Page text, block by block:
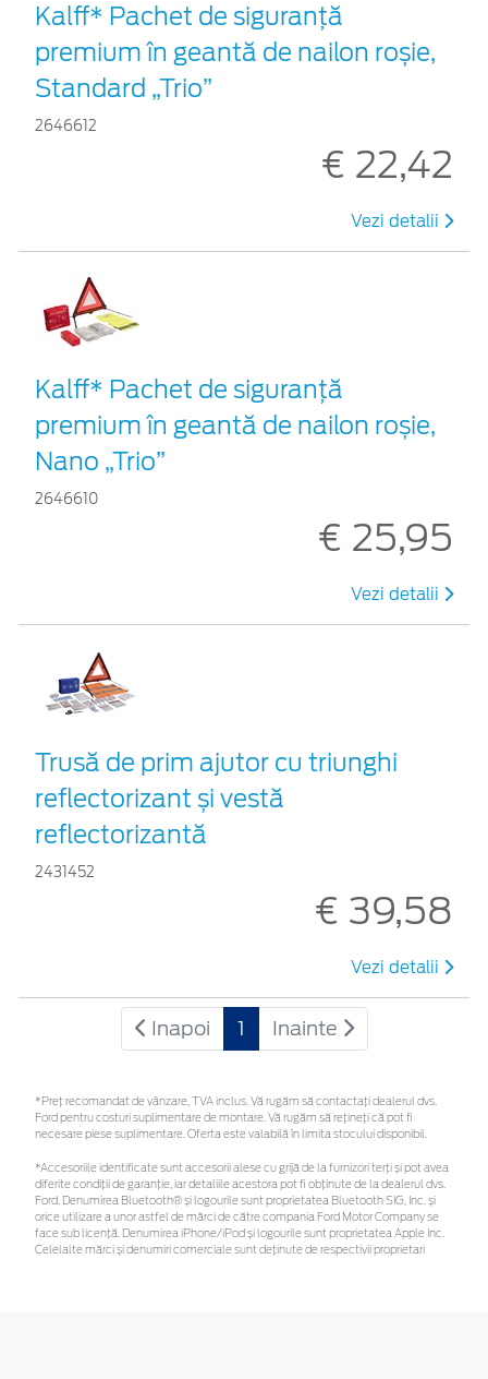
Kalff* Pachet de siguranţă
premium în geantă de nailon roșie,
Standard „Trio”
2646612
€ 22,42
Vezi detalii
Kalff* Pachet de siguranţă
premium în geantă de nailon roșie,
Nano „Trio”
2646610
€ 25,95
Vezi detalii
Trusă de prim ajutor cu triunghi
reflectorizant și vestă
reflectorizantă
2431452
€ 39,58
Vezi detalii
Inapoi 1 Inainte
*Preţ recomandat de vânzare, TVA inclus. Vă rugăm să contactaţi dealerul dvs.
Ford pentru costuri suplimentare de montare. Vă rugăm să rețineți că pot fi
necesare piese suplimentare. Oferta este valabilă în limita stocului disponibil.
*Accesoriile identificate sunt accesorii alese cu grijă de la furnizori terți și pot avea
diferite condiții de garanție, iar detaliile acestora pot fi obținute de la dealerul dvs.
Ford. Denumirea Bluetooth® și logourile sunt proprietatea Bluetooth SIG, Inc. și
orice utilizare a unor astfel de mărci de către compania Ford Motor Company se
face sub licență. Denumirea iPhone/iPod și logourile sunt proprietatea Apple Inc.
Celelalte mărci și denumiri comerciale sunt deținute de respectivii proprietari